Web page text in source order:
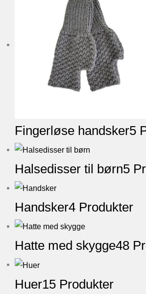
Fingerløse handsker5
Halsedisser til børn5
Handsker4 Produkter
Hatte med skygge48
Huer15 Produkter